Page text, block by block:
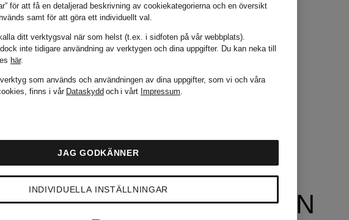
PRODUKTER FRÅN
för att få en detaljerad beskrivning av cookiekategorierna och en översikt
samt för att göra ett individuellt val.
ditt verktygsval när som helst (t.ex. i sidfoten på vår webbplats).
inte tidigare användning av verktygen och dina uppgifter. Du kan neka till
här.
som används och användningen av dina uppgifter, som vi och våra
finns i vår Dataskydd och i vårt Impressum.
INDIVIDUELLA INSTÄLLNINGAR
JAG GODKÄNNER